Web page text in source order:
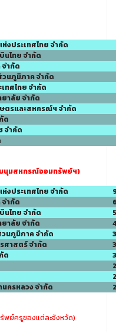
ประเทศไทย จำกัด
ไทย จำกัด
ำกัด
นภูมิภาค จำกัด
ทศไทย จำกัด
าลัย จำกัด
ตรและสหกรณ์ฯ จำกัด
ด
จำกัด
มนุมสหกรณ์ออมทรัพย์ฯ)
ประเทศไทย จำกัด
ำกัด
ไทย จำกัด
าลัย จำกัด
นภูมิภาค จำกัด
ศาสตร์ จำกัด
ด
ครหลวง จำกัด
พย์ครูของแต่ละจังหวัด)